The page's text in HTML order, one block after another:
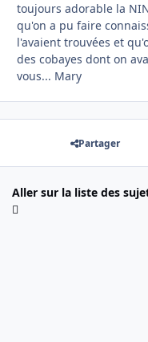
toujours adorable la
qu'on a pu faire
l'avaient trouvées et
des cobayes dont on
vous... Mary
Partager
Aller sur la liste des